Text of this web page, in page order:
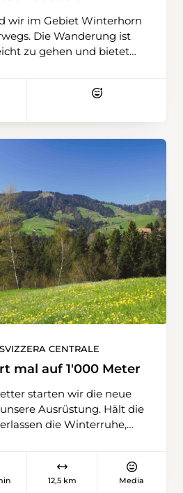
wir im Gebiet Winterhorn
Die Wanderung ist
zu gehen und bietet
und Pizzo
Hungerberg. Früher war
deren Skilifte seit
Goms und die Walliser
verabschiedet sich
der Obwaldner
schon ein riesengrosses
super Einsatz.
CENTRALE
mal auf 1'000 Meter
starten wir die neue
Ausrüstung. Hält die
die Winterruhe,
aufwärts. Wir
erste Höhenluft (über
12,5 km Media